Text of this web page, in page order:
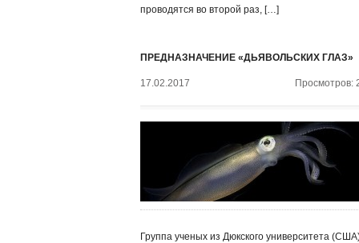
проводятся во второй раз, […]
ПРЕДНАЗНАЧЕНИЕ «ДЬЯВОЛЬСКИХ ГЛАЗ»
17.02.2017 Просмотров:
Группа ученых из Дюкского университета